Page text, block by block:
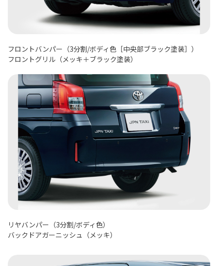
フロントバンパー（3分割/ボディ色［中央部ブラック塗装］）
フロントグリル（メッキ＋ブラック塗装）
リヤバンパー（3分割/ボディ色）
バックドアガーニッシュ（メッキ）